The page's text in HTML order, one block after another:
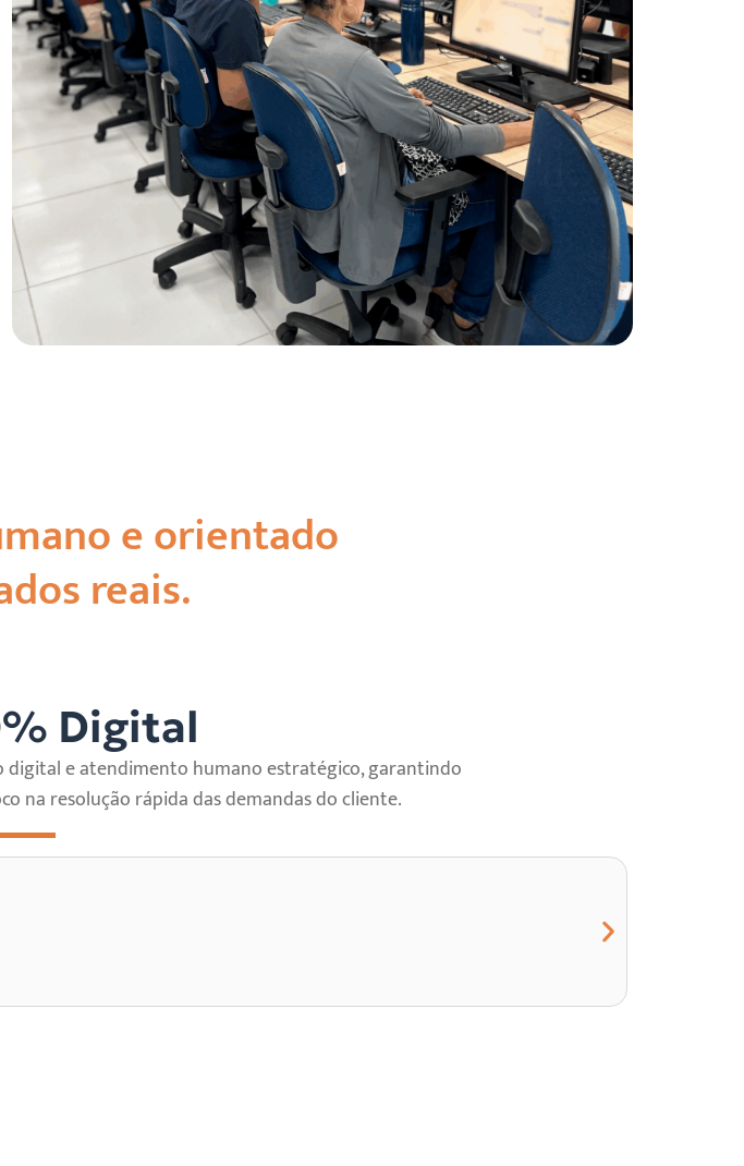
e orientado
reais.
Digital
digital e atendimento humano estratégico, garantindo
na resolução rápida das demandas do cliente.